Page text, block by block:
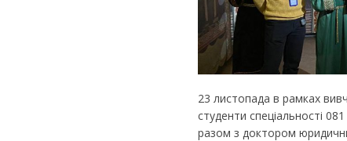
23 листопада в рамках
студенти спеціальності
разом з доктором